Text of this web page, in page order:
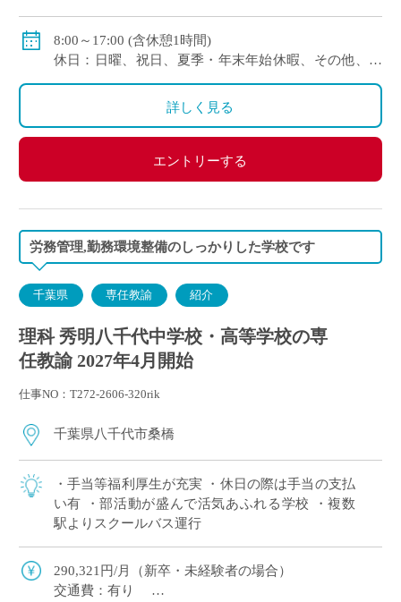
私学共済加入
交通費別途支給
8:00～17:00 (含休憩1時間)
休日：日曜、祝日、夏季・年末年始休暇、その他、学
校が指定した日
年単位の変形労働時間制を適用
詳しく見る
エントリーする
労務管理,勤務環境整備のしっかりした学校です
千葉県 専任教諭 紹介
理科 秀明八千代中学校・高等学校の専
任教諭 2027年4月開始
仕事NO：T272-2606-320rik
千葉県八千代市桑橋
・手当等福利厚生が充実 ・休日の際は手当の支払
い有 ・部活動が盛んで活気あふれる学校 ・複数
駅よりスクールバス運行
290,321円/月（新卒・未経験者の場合）
交通費：有り